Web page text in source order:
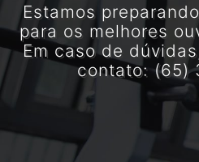
Estamos
para os melhores
Em caso de
contato: (65)